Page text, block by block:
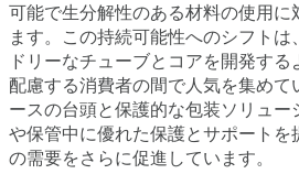
可能で生分解性のある材料の使用に
ます。この持続可能性へのシフト
ドリーなチューブとコアを開発す
配慮する消費者の間で人気を集めて
ースの台頭と保護的な包装ソリュー
や保管中に優れた保護とサポートを
の需要をさらに促進しています。